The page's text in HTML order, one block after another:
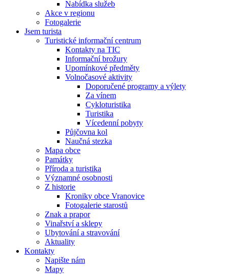
Nabídka služeb
Akce v regionu
Fotogalerie
Jsem turista
Turistické informační centrum
Kontakty na TIC
Informační brožury
Upomínkové předměty
Volnočasové aktivity
Doporučené programy a výlety
Za vínem
Cykloturistika
Turistika
Vícedenní pobyty
Půjčovna kol
Naučná stezka
Mapa obce
Památky
Příroda a turistika
Významné osobnosti
Z historie
Kroniky obce Vranovice
Fotogalerie starostů
Znak a prapor
Vinařství a sklepy
Ubytování a stravování
Aktuality
Kontakty
Napište nám
Mapy